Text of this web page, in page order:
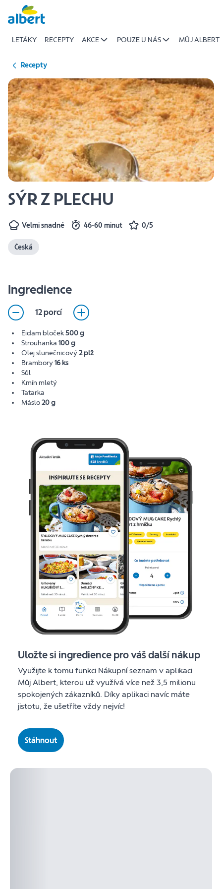
Přeskočit
LETÁKY RECEPTY AKCE POUZE U NÁS MŮJ ALBERT
Recepty
SÝR Z PLECHU
Velmi snadné 46-60 minut 0/5
Česká
Ingredience
12 porcí
Eidam bloček500 g
Strouhanka 100 g
Olej slunečnicový2 plž
Brambory16 ks
Sůl
Kmín mletý
Tatarka
Máslo20 g
Uložte si ingredience pro váš další nákup
Využijte k tomu funkci Nákupní seznam v aplikaci
Můj Albert, kterou už využívá více než 3,5 milionu
spokojených zákazníků. Díky aplikaci navíc máte
jistotu, že ušetříte vždy nejvíc!
Stáhnout